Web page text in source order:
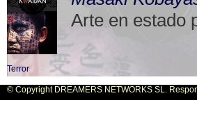
Arte en estado
Terror
© Copyright DREAMERS NETWORKS SL.